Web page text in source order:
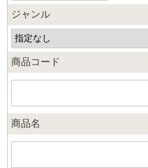
ジャンル
商品コード
商品名